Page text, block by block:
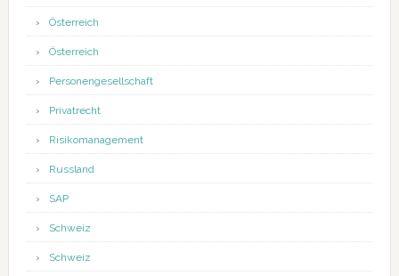
Österreich
Österreich
Personengesellschaft
Privatrecht
Risikomanagement
Russland
SAP
Schweiz
Schweiz